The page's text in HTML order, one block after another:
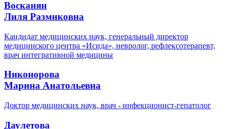
Восканян
Лиля Размиковна
Кандидат медицинских наук, генеральный директор
медицинского центра «Исида», невролог, рефлексотерапевт,
врач интегративной медицины
Никонорова
Марина Анатольевна
Доктор медицинских наук, врач - инфекционист-гепатолог
Даулетова